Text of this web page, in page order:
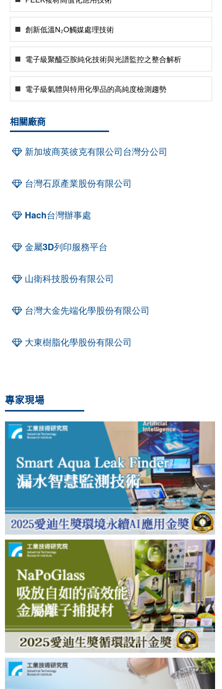
創新低溫N₂O觸媒處理技術
電子級聚醯亞胺純化技術與光譜監控之整合解析
電子級氣體與特用化學品的高純度檢測趨勢
相關廠商
新加坡商英彼克有限公司台灣分公司
台灣石原產業股份有限公司
Hach台灣辦事處
金屬3D列印服務平台
山衛科技股份有限公司
台灣大金先端化學股份有限公司
大東樹脂化學股份有限公司
專家現場